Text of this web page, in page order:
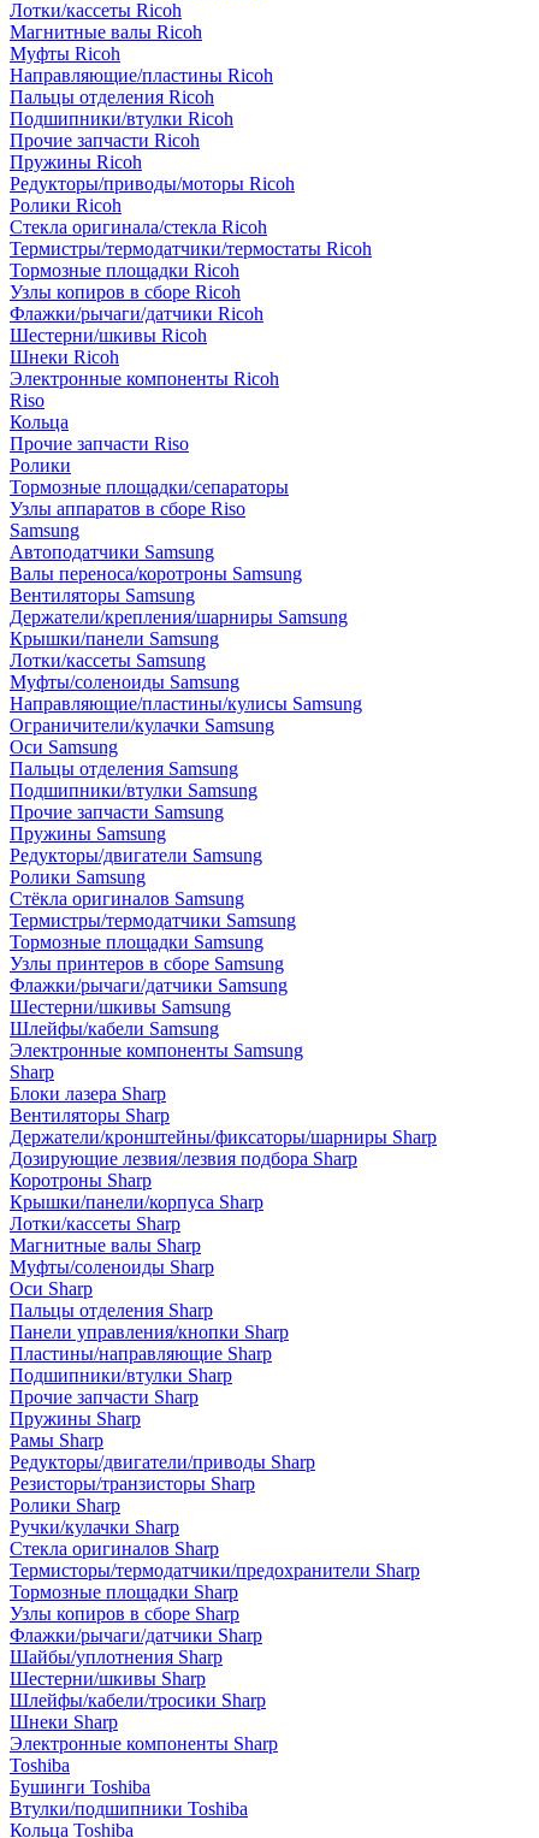
Лотки/кассеты Ricoh
Магнитные валы Ricoh
Муфты Ricoh
Направляющие/пластины Ricoh
Пальцы отделения Ricoh
Подшипники/втулки Ricoh
Прочие запчасти Ricoh
Пружины Ricoh
Редукторы/приводы/моторы Ricoh
Ролики Ricoh
Стекла оригинала/стекла Ricoh
Термистры/термодатчики/термостаты Ricoh
Тормозные площадки Ricoh
Узлы копиров в сборе Ricoh
Флажки/рычаги/датчики Ricoh
Шестерни/шкивы Ricoh
Шнеки Ricoh
Электронные компоненты Ricoh
Riso
Кольца
Прочие запчасти Riso
Ролики
Тормозные площадки/сепараторы
Узлы аппаратов в сборе Riso
Samsung
Автоподатчики Samsung
Валы переноса/коротроны Samsung
Вентиляторы Samsung
Держатели/крепления/шарниры Samsung
Крышки/панели Samsung
Лотки/кассеты Samsung
Муфты/соленоиды Samsung
Направляющие/пластины/кулисы Samsung
Ограничители/кулачки Samsung
Оси Samsung
Пальцы отделения Samsung
Подшипники/втулки Samsung
Прочие запчасти Samsung
Пружины Samsung
Редукторы/двигатели Samsung
Ролики Samsung
Стёкла оригиналов Samsung
Термистры/термодатчики Samsung
Тормозные площадки Samsung
Узлы принтеров в сборе Samsung
Флажки/рычаги/датчики Samsung
Шестерни/шкивы Samsung
Шлейфы/кабели Samsung
Электронные компоненты Samsung
Sharp
Блоки лазера Sharp
Вентиляторы Sharp
Держатели/кронштейны/фиксаторы/шарниры Sharp
Дозирующие лезвия/лезвия подбора Sharp
Коротроны Sharp
Крышки/панели/корпуса Sharp
Лотки/кассеты Sharp
Магнитные валы Sharp
Муфты/соленоиды Sharp
Оси Sharp
Пальцы отделения Sharp
Панели управления/кнопки Sharp
Пластины/направляющие Sharp
Подшипники/втулки Sharp
Прочие запчасти Sharp
Пружины Sharp
Рамы Sharp
Редукторы/двигатели/приводы Sharp
Резисторы/транзисторы Sharp
Ролики Sharp
Ручки/кулачки Sharp
Стекла оригиналов Sharp
Термисторы/термодатчики/предохранители Sharp
Тормозные площадки Sharp
Узлы копиров в сборе Sharp
Флажки/рычаги/датчики Sharp
Шайбы/уплотнения Sharp
Шестерни/шкивы Sharp
Шлейфы/кабели/тросики Sharp
Шнеки Sharp
Электронные компоненты Sharp
Toshiba
Бушинги Toshiba
Втулки/подшипники Toshiba
Кольца Toshiba